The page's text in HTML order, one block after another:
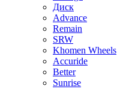
Диск
Advance
Remain
SRW
Khomen Wheels
Accuride
Better
Sunrise